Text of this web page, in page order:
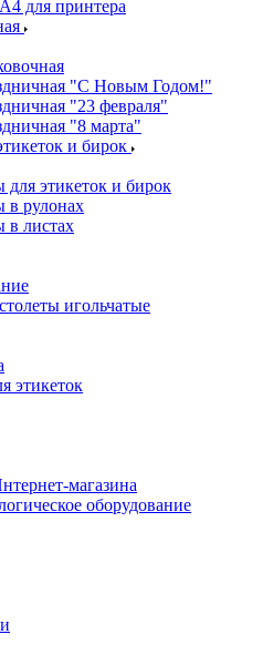
для принтера
"С Новым Годом!"
"23 февраля"
"8 марта"
и бирок
для этикеток и бирок
в рулонах
в листах
игольчатые
этикеток
магазина
оборудование